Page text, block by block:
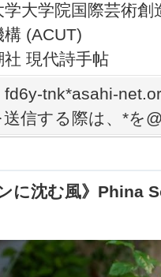
学大学院国際芸術
(ACUT)
現代詩手帖
fd6y-tnk*asahi-
信する際は、*を
に沈む風》Phina